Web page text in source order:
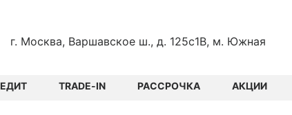
г. Москва, Варшавское ш., д. 125с1В, м. Южная
TRADE-IN РАССРОЧКА АКЦИИ